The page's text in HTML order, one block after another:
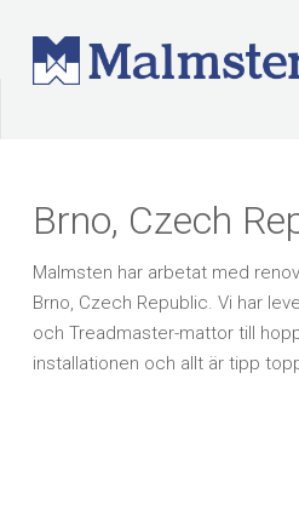
Brno, Czech
Malmsten har arbetat med
Brno, Czech Republic. Vi har
och Treadmaster-mattor till
installationen och allt är tipp